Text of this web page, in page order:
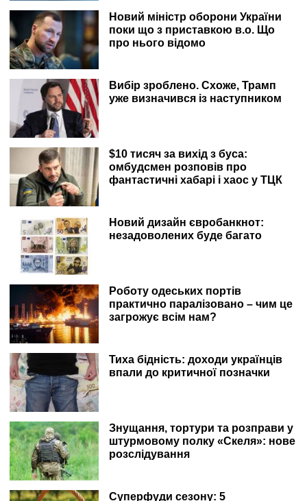
Новий міністр оборони України
поки що з приставкою в.о. Що
про нього відомо
Вибір зроблено. Схоже, Трамп
уже визначився із наступником
$10 тисяч за вихід з буса:
омбудсмен розповів про
фантастичні хабарі і хаос у ТЦК
Новий дизайн євробанкнот:
незадоволених буде багато
Роботу одеських портів
практично паралізовано – чим це
загрожує всім нам?
Тиха бідність: доходи українців
впали до критичної позначки
Знущання, тортури та розправи у
штурмовому полку «Скеля»: нове
розслідування
Суперфуди сезону: 5